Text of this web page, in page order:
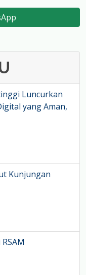
Luncurkan
yang Aman,
Kunjungan